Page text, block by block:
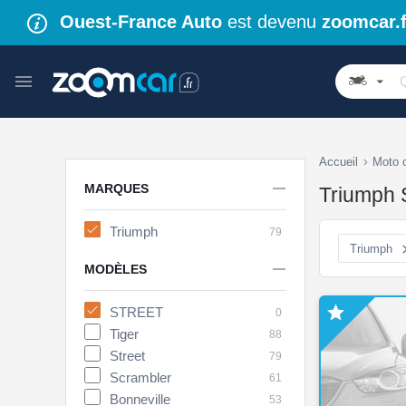
Ouest-France Auto est devenu
Accueil Moto
Triumph
Triumph

MARQUES 
Triumph 79
MODÈLES 
STREET 0
Tiger 88
Street 79
Scrambler 61
Bonneville 53